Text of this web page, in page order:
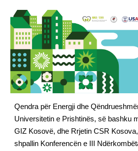
Qendra për Energji dhe
Universitetin e Prishtinës, së bashku
GIZ Kosovë, dhe Rrjetin CSR
shpallin Konferencën e III